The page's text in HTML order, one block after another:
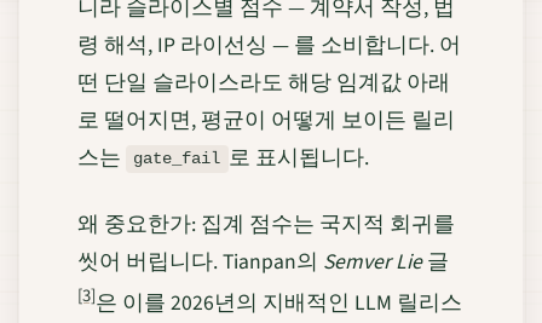
니라 슬라이스별 점수 — 계약서 작성, 법
령 해석, IP 라이선싱 — 를 소비합니다. 어
떤 단일 슬라이스라도 해당 임계값 아래
로 떨어지면, 평균이 어떻게 보이든 릴리
스는
gate_fail 로 표시됩니다.
왜 중요한가: 집계 점수는 국지적 회귀를
씻어 버립니다. Tianpan의 Semver Lie글
[3]은 이를 2026년의 지배적인 LLM 릴리스